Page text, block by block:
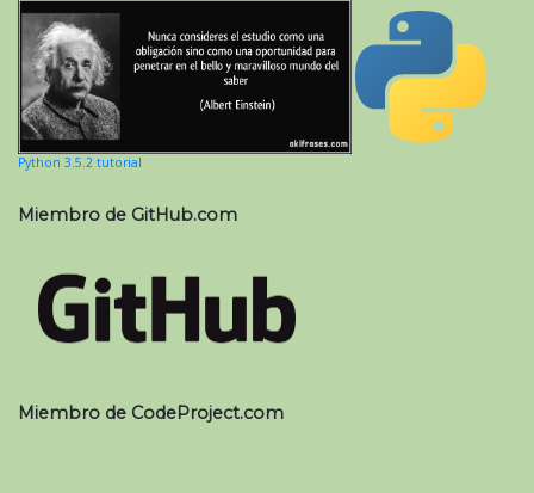
Python 3.5.2 tutorial
Miembro de GitHub.com
Miembro de CodeProject.com